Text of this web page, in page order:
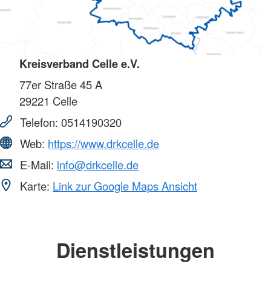
Kreisverband Celle e.V.
77er Straße 45 A
29221 Celle
Telefon: 0514190320
Web: https://www.drkcelle.de
E-Mail: info@drkcelle.de
Karte: Link zur Google Maps Ansicht
Dienstleistungen